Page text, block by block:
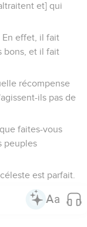
et] qui
En effet, il fait
bons, et il fait
récompense
ils pas de
faites-vous
peuples
est parfait.